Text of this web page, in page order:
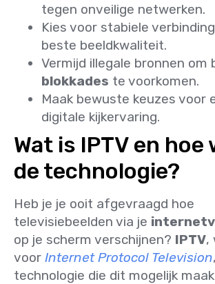
tegen onveilige netwerken.
Kies voor stabiele
beste beeldkwaliteit.
Vermijd illegale bronnen om
blokkades te voorkomen.
Maak bewuste keuzes voor
digitale kijkervaring.
Wat is IPTV en
de technologie?
Heb je je ooit afgevraagd hoe
televisiebeelden via je
op je scherm verschijnen? IPTV,
voor Internet Protocol Television
technologie die dit mogelijk